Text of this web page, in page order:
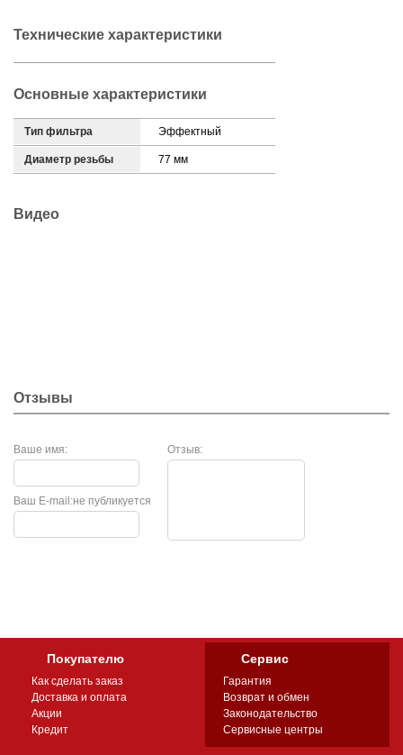
Технические характеристики
Основные характеристики
Тип фильтра Эффектный
Диаметр резьбы 77 мм
Видео
Отзывы
Ваше имя: Отзыв:
не публикуется
Ваш E-mail:
Покупателю
Как сделать заказ
Доставка и оплата
Акции
Кредит
Сервис
Гарантия
Возврат и обмен
Законодательство
Сервисные центры